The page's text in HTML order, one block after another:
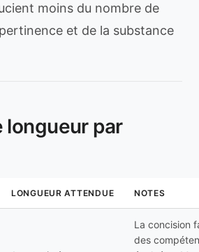
moins du nombre de
et de la substance
longueur par
LONGUEUR ATTENDUE NOTES
La concision
des